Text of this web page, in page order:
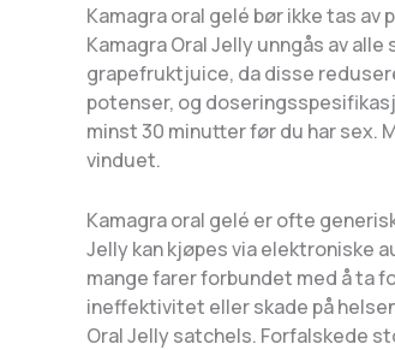
Kamagra oral gelé bør ikke tas av
Kamagra Oral Jelly unngås av
grapefruktjuice, da disse
potenser, og
minst 30 minutter før du har sex.
vinduet.
Kamagra oral gelé er ofte
Jelly kan kjøpes via elektroniske
mange farer forbundet med å ta
ineffektivitet eller skade på
Oral Jelly satchels. Forfalskede